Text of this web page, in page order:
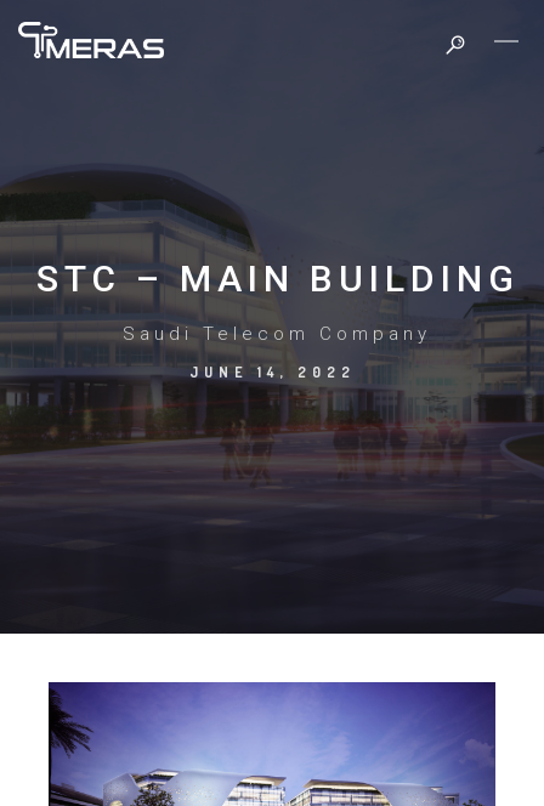
STC – MAIN BUILDING
Saudi Telecom Company
JUNE 14, 2022